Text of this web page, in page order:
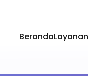
BerandaLayanan